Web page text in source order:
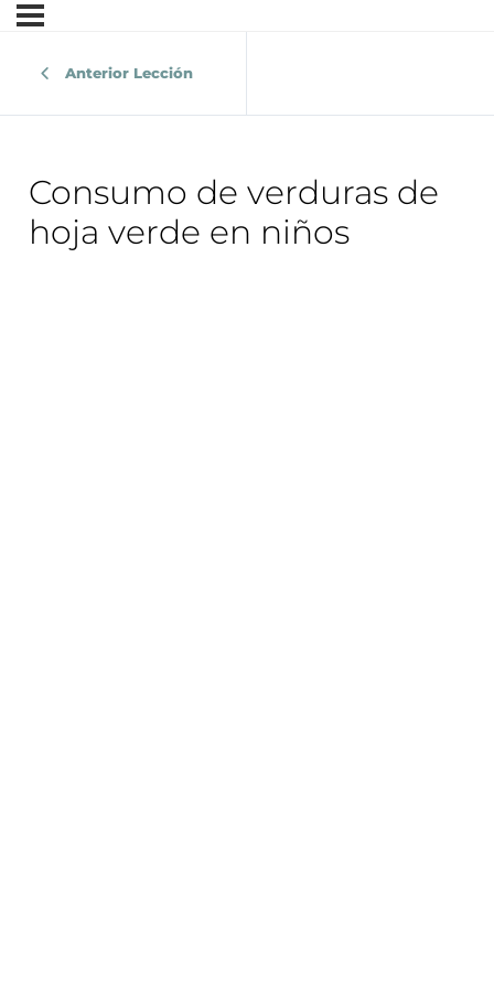
Anterior Lección
Consumo de verduras de
hoja verde en niños